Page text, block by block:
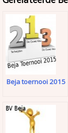
Beja toernooi 2015